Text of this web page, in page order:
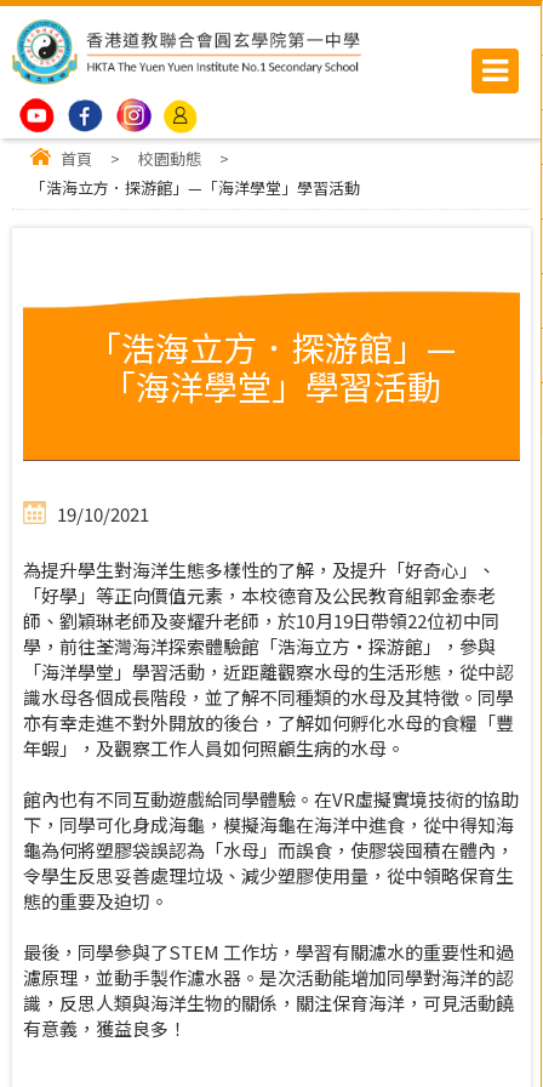
首頁 > 校園動態
>
「浩海立方．探游館」—「海洋學堂」學習活動
「浩海立方．探游館」—
「海洋學堂」學習活動
19/10/2021
為提升學生對海洋生態多樣性的了解，及提升「好奇心」、
「好學」等正向價值元素，本校德育及公民教育組郭金泰老
師、劉穎琳老師及麥耀升老師，於10月19日帶領22位初中同
學，前往荃灣海洋探索體驗館「浩海立方・探游館」，參與
「海洋學堂」學習活動，近距離觀察水母的生活形態，從中認
識水母各個成長階段，並了解不同種類的水母及其特徵。同學
亦有幸走進不對外開放的後台，了解如何孵化水母的食糧「豐
年蝦」，及觀察工作人員如何照顧生病的水母。
館內也有不同互動遊戲給同學體驗。在VR虛擬實境技術的協助
下，同學可化身成海龜，模擬海龜在海洋中進食，從中得知海
龜為何將塑膠袋誤認為「水母」而誤食，使膠袋囤積在體內，
令學生反思妥善處理垃圾、減少塑膠使用量，從中領略保育生
態的重要及迫切。
最後，同學參與了STEM 工作坊，學習有關濾水的重要性和過
濾原理，並動手製作濾水器。是次活動能增加同學對海洋的認
識，反思人類與海洋生物的關係，關注保育海洋，可見活動饒
有意義，獲益良多！